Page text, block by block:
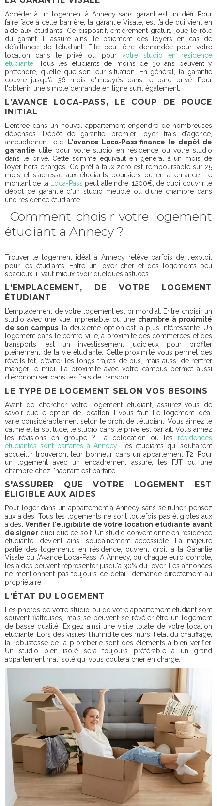
Accéder à un logement à Annecy sans garant est un défi. Pour
faire face à cette barrière, la garantie Visale, est l’aide qui vient en
aide aux étudiants. Ce dispositif, entièrement gratuit, joue le rôle
du garant. Il assure ainsi le paiement des loyers en cas de
défaillance de l’étudiant. Elle peut être demandée pour votre
location dans le privé ou pour votre studio en résidence
étudiante. Tous les étudiants de moins de 30 ans peuvent y
prétendre, quelle que soit leur situation. En général, la garantie
couvre jusqu'à 36 mois d'impayés dans le parc privé. Pour
l'obtenir, une simple demande en ligne suffit également.
L'AVANCE LOCA-PASS, LE COUP DE POUCE
INITIAL
L'entrée dans un nouvel appartement engendre de nombreuses
dépenses. Dépôt de garantie, premier loyer, frais d'agence,
ameublement, etc.
L'avance Loca-Pass finance le dépôt de
garantie utile pour votre studio en résidence ou votre studio
dans le privé. Cette somme équivaut en général à un mois de
loyer hors charges. Ce prêt à taux zéro est remboursable sur 25
mois et s'adresse aux étudiants boursiers ou en alternance. Le
montant de la Loca-Pass peut atteindre, 1200€, de quoi couvrir le
dépôt de garantie d'un studio meublé ou d'une chambre dans
une résidence étudiante.
Comment choisir votre logement
étudiant à Annecy ?
Trouver le logement idéal à Annecy relève parfois de l'exploit
pour les étudiants. Entre un loyer cher et des logements peu
spacieux, il vaut mieux avoir quelques astuces.
L'EMPLACEMENT, DE VOTRE LOGEMENT
ÉTUDIANT
L’emplacement de votre logement est primordial. Entre choisir un
studio avec une vue imprenable ou une chambre à proximité
de son campus, la deuxième option est la plus intéressante. Un
logement dans le centre-ville, à proximité des commerces et des
transports, est un investissement judicieux pour profiter
pleinement de la vie étudiante. Cette proximité vous permet des
réveils tôt, d’éviter les longs trajets de bus, mais aussi de rentrer
manger le midi. La proximité avec votre campus permet aussi
d'économiser dans les frais de transport.
LE TYPE DE LOGEMENT SELON VOS BESOINS
Avant de chercher votre logement étudiant, assurez-vous de
savoir quelle option de location il vous faut. Le logement idéal
varie considérablement selon le profil de l'étudiant. Vous aimez le
calme et la solitude, le studio dans le privé est parfait. Vous aimez
les révisions en groupe ? La colocation ou les résidences
étudiantes sont parfaites à Annecy. Les étudiants qui souhaitent
accueillir trouveront leur bonheur dans un appartement T2. Pour
un logement avec un encadrement assuré, les FJT ou une
chambre chez l’habitant est parfaite.
S'ASSURER QUE VOTRE LOGEMENT EST
ÉLIGIBLE AUX AIDES
Pour loger dans un appartement à Annecy sans se ruiner, pensez
aux aides. Tous les logements ne sont toutefois pas éligibles aux
aides. Vérifier l'éligibilité de votre location étudiante avant
de signer quoi que ce soit. Un studio conventionné en résidence
étudiante, devient ainsi soudainement accessible. La majeure
partie des logements en résidence, ouvrent droit à la Garantie
Visale ou l’Avance Loca-Pass. À Annecy, où chaque euro compte,
les aides peuvent représenter jusqu'à 30% du loyer. Les annonces
ne mentionnent pas toujours ce détail, demandé directement au
propriétaire.
L'ÉTAT DU LOGEMENT
Les photos de votre studio ou de votre appartement étudiant sont
souvent flatteuses, mais se peuvent se révéler être un logement
de basse qualité. Exigez ainsi une visite totale de votre location
étudiante. Lors des visites, l’humidité des murs, l'état du chauffage,
la robustesse de la plomberie sont des éléments à bien vérifier.
Un studio bien isolé sera toujours préférable à un grand
appartement mal isolé qui vous coutera cher en charge.